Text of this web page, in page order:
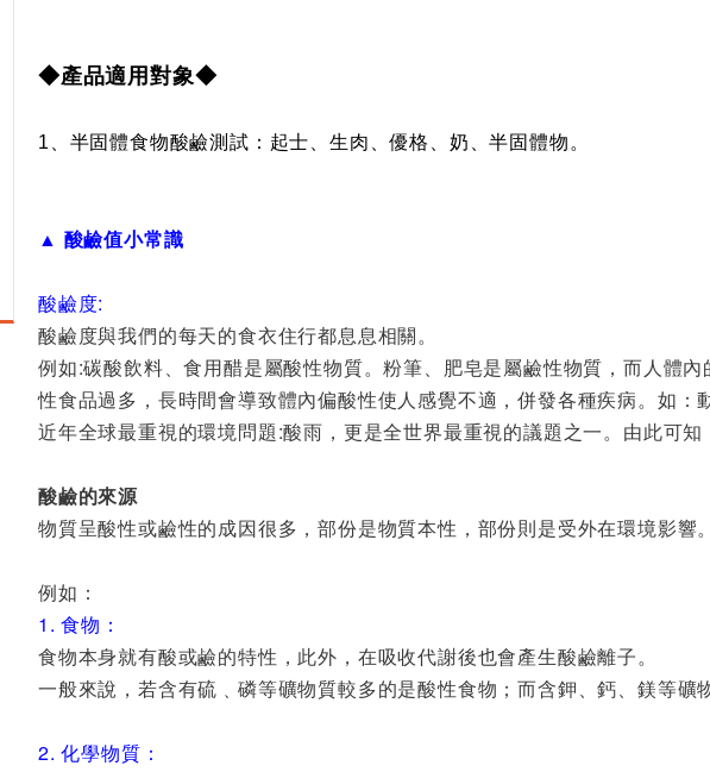
◆產品適用對象◆
1 、半固體食物酸鹼測試：起士、生肉、優格、奶、半固體物。
▲ 酸鹼值小常識
酸鹼度:
酸鹼度與我們的每天的食衣住行都息息相關。
例如:碳酸飲料、食用醋是屬酸性物質。粉筆、肥皂是屬鹼性物質，而人體
性食品過多，長時間會導致體內偏酸性使人感覺不適，併發各種疾病。如
近年全球最重視的環境問題:酸雨，更是全世界最重視的議題之一。由此可知
酸鹼的來源
物質呈酸性或鹼性的成因很多，部份是物質本性，部份則是受外在環境影響。
例如：
1. 食物：
食物本身就有酸或鹼的特性，此外，在吸收代謝後也會產生酸鹼離子。
一般來說，若含有硫﹑磷等礦物質較多的是酸性食物；而含鉀、鈣、鎂等礦
2. 化學物質：